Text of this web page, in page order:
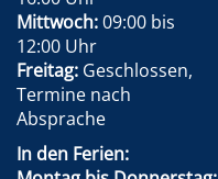
Mittwoch:09:00 bis
12:00 Uhr
Freitag: Geschlossen,
Termine nach
Absprache
In den Ferien: